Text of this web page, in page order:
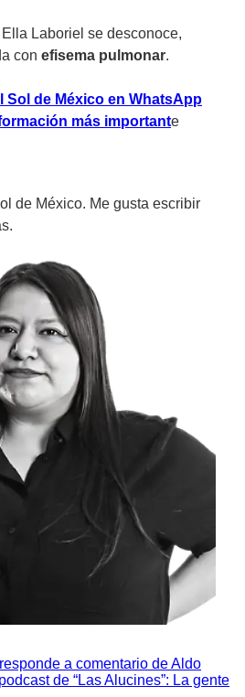
Laboriel se desconoce,
con efisema pulmonar.
Sol de México en WhatsApp
más importante
de México. Me gusta escribir
a comentario de Aldo
de “Las Alucines”: La gente